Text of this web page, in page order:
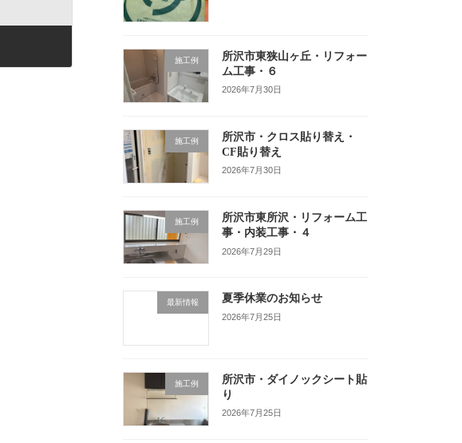
施工例
所沢市東狭山ヶ丘・リフォー
ム工事・６
2026年7月30日
施工例
所沢市・クロス貼り替え・
CF貼り替え
2026年7月30日
施工例
所沢市東所沢・リフォーム工
事・内装工事・４
2026年7月29日
最新情報 夏季休業のお知らせ
2026年7月25日
施工例
所沢市・ダイノックシート貼
り
2026年7月25日